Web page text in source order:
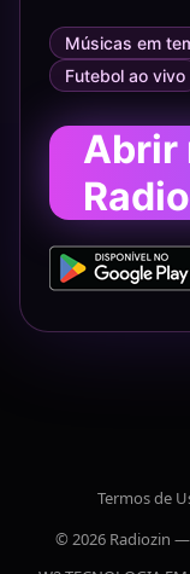
Músicas em
Futebol ao vivo
Abrir
Termos de
© 2026 Radiozin —